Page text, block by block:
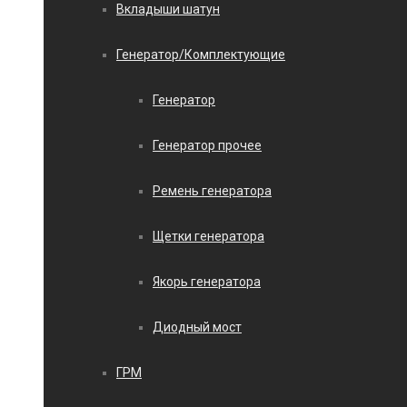
Вкладыши шатун
Генератор/Комплектующие
Генератор
Генератор прочее
Ремень генератора
Щетки генератора
Якорь генератора
Диодный мост
ГРМ